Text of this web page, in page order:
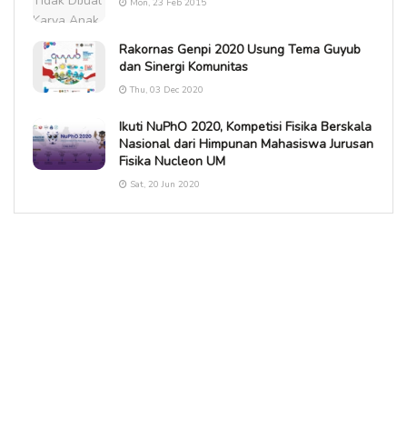
Mon, 23 Feb 2015
Rakornas Genpi 2020 Usung Tema Guyub
dan Sinergi Komunitas
Thu, 03 Dec 2020
Ikuti NuPhO 2020, Kompetisi Fisika Berskala
Nasional dari Himpunan Mahasiswa Jurusan
Fisika Nucleon UM
Sat, 20 Jun 2020